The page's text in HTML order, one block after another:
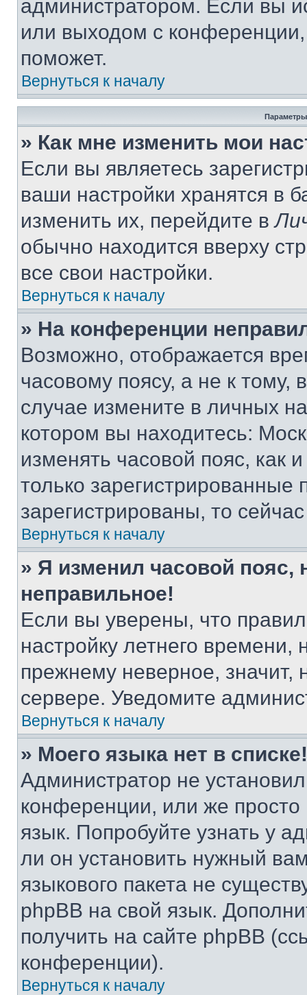
администратором. Если вы
или выходом с
поможет.
Вернуться к началу
Параметры
» Как мне изменить мои
Если вы являетесь
ваши настройки хранятся в
изменить их, перейдите в
обычно находится вверху
все свои настройки.
Вернуться к началу
» На конференции
Возможно, отображается
часовому поясу, а не к тому,
случае измените в личных
котором вы находитесь:
изменять часовой пояс, как
только
зарегистрированы, то
Вернуться к началу
» Я изменил часовой пояс,
неправильное!
Если вы уверены, что
настройку летнего
прежнему неверное, значит,
сервере. Уведомите
Вернуться к началу
» Моего языка нет в списке!
Администратор не
конференции, или же
язык. Попробуйте узнать у
ли он установить нужный
языкового пакета не
phpBB на свой язык.
получить на сайте phpBB
конференции).
Вернуться к началу